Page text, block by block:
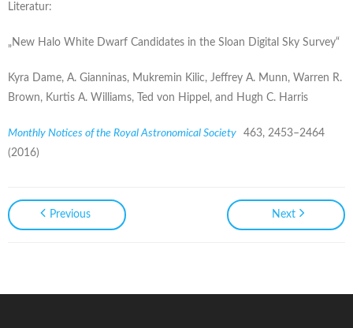
Literatur:
„New Halo White Dwarf Candidates in the Sloan Digital Sky Survey“
Kyra Dame, A. Gianninas, Mukremin Kilic, Jeffrey A. Munn, Warren R.
Brown, Kurtis A. Williams, Ted von Hippel, and Hugh C. Harris
Monthly Notices of the Royal Astronomical Society
463, 2453–2464
(2016)
Previous Next